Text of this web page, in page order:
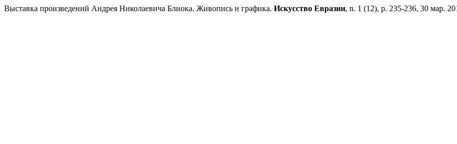
Выставка произведений Андрея Николаевича Блиока. Живопись и графика. Искусство Евразии, n. 1 (12), p. 235-236, 30 мар.